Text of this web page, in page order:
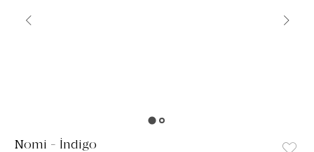
Nomi - İndigo